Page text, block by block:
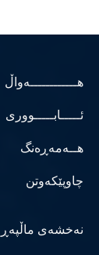
هــــــــــــەواڵ
ئـــــابـــــووری
هــەمەڕەنگ
چاوپێکەوتن
نەخشەی ماڵپەڕ